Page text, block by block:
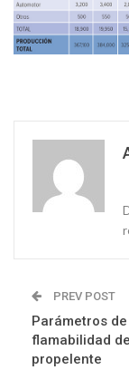
PREV POST
Parámetros de
flamabilidad
propelente